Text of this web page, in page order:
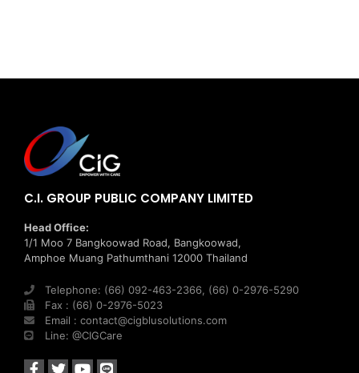
C.I. GROUP PUBLIC COMPANY LIMITED
Head Office:
1/1 Moo 7 Bangkoowad Road, Bangkoowad,
Amphoe Muang Pathumthani 12000 Thailand
Telephone: (66) 092-463-2366, (66) 0-2976-5290
Fax : (66) 0-2976-5023
Email : contact@cigblusolutions.com
Line: @CIGCare